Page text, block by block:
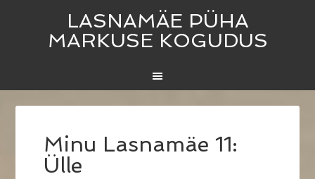
LASNAMÄE PÜHA
MARKUSE KOGUDUS
Minu Lasnamäe 11:
Ülle